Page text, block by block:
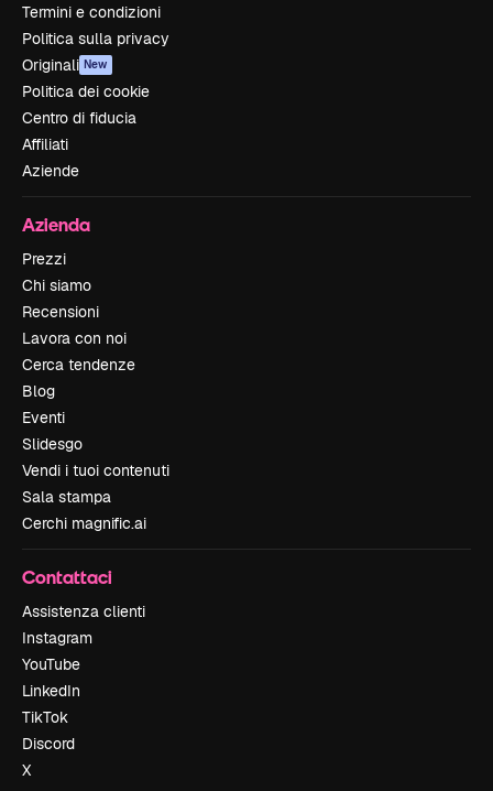
Termini e condizioni
Politica sulla privacy
Originali New
Politica dei cookie
Centro di fiducia
Affiliati
Aziende
Azienda
Prezzi
Chi siamo
Recensioni
Lavora con noi
Cerca tendenze
Blog
Eventi
Slidesgo
Vendi i tuoi contenuti
Sala stampa
Cerchi magnific.ai
Contattaci
Assistenza clienti
Instagram
YouTube
LinkedIn
TikTok
Discord
X